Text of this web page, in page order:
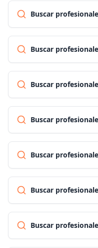
Buscar
Buscar
Buscar
Buscar
Buscar
Buscar
Buscar